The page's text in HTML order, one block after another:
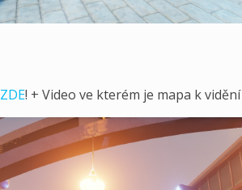
ZDE! + Video ve kterém je mapa k vidění